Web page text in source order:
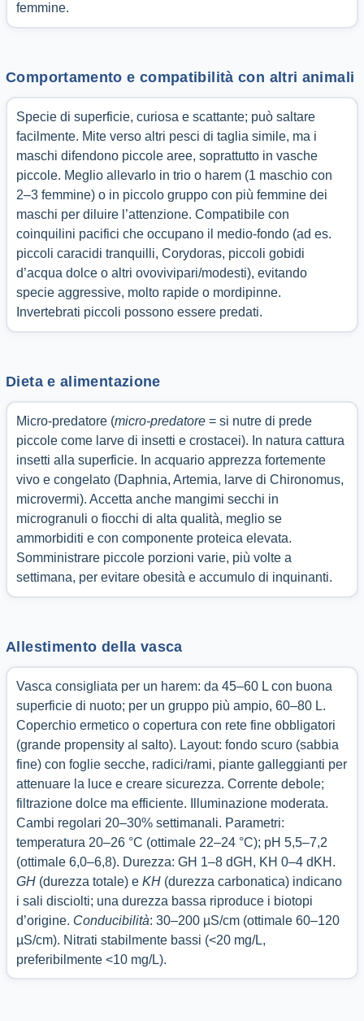
femmine.
Comportamento e compatibilità con altri animali
Specie di superficie, curiosa e scattante; può saltare
facilmente. Mite verso altri pesci di taglia simile, ma i
maschi difendono piccole aree, soprattutto in vasche
piccole. Meglio allevarlo in trio o harem (1 maschio con
2–3 femmine) o in piccolo gruppo con più femmine dei
maschi per diluire l’attenzione. Compatibile con
coinquilini pacifici che occupano il medio-fondo (ad es.
piccoli caracidi tranquilli, Corydoras, piccoli gobidi
d’acqua dolce o altri ovovivipari/modesti), evitando
specie aggressive, molto rapide o mordipinne.
Invertebrati piccoli possono essere predati.
Dieta e alimentazione
Micro-predatore (micro-predatore= si nutre di prede
piccole come larve di insetti e crostacei). In natura cattura
insetti alla superficie. In acquario apprezza fortemente
vivo e congelato (Daphnia, Artemia, larve di Chironomus,
microvermi). Accetta anche mangimi secchi in
microgranuli o fiocchi di alta qualità, meglio se
ammorbiditi e con componente proteica elevata.
Somministrare piccole porzioni varie, più volte a
settimana, per evitare obesità e accumulo di inquinanti.
Allestimento della vasca
Vasca consigliata per un harem: da 45–60 L con buona
superficie di nuoto; per un gruppo più ampio, 60–80 L.
Coperchio ermetico o copertura con rete fine obbligatori
(grande propensity al salto). Layout: fondo scuro (sabbia
fine) con foglie secche, radici/rami, piante galleggianti per
attenuare la luce e creare sicurezza. Corrente debole;
filtrazione dolce ma efficiente. Illuminazione moderata.
Cambi regolari 20–30% settimanali. Parametri:
temperatura 20–26 °C (ottimale 22–24 °C); pH 5,5–7,2
(ottimale 6,0–6,8). Durezza: GH 1–8 dGH, KH 0–4 dKH.
GH(durezza totale) e KH(durezza carbonatica) indicano
i sali disciolti; una durezza bassa riproduce i biotopi
d’origine. Conducibilità: 30–200 µS/cm (ottimale 60–120
µS/cm). Nitrati stabilmente bassi (<20 mg/L,
preferibilmente <10 mg/L).